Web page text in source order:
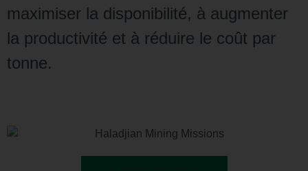
maximiser la disponibilité, à augmenter
la productivité et à réduire le coût par
tonne.